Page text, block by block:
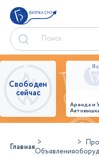
БИРЖА СНГ
Свободен
сейчас
Аренда и
26,28,32
ГлавнаяОбъявления